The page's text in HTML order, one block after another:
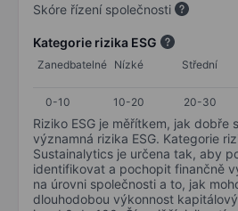
Skóre řízení společnosti
Kategorie rizika ESG
Zanedbatelné Nízké Střední
0-10
10-20 20-30
Riziko ESG je měřítkem, jak dobře
významná rizika ESG. Kategorie
Sustainalytics je určena tak, aby
identifikovat a pochopit finančně
na úrovni společnosti a to, jak
dlouhodobou výkonnost